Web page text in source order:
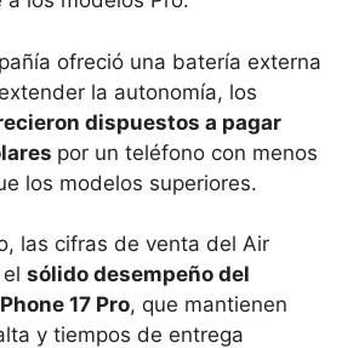
ofreció una batería externa
la autonomía, los
dispuestos a pagar
por un teléfono con menos
los modelos superiores.
las cifras de venta del Air
sólido desempeño del
17 Pro, que mantienen
y tiempos de entrega